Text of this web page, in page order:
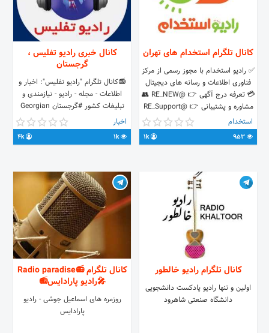
کانال تلگرام استخدام های تهران
✅ رادیو استخدام با مجوز رسمی از مرکز
فناوری اطلاعات و رسانه های دیجیتال
💳 تعرفه درج آگهی 👉 @RE_NEW 👥
مشاوره و پشتیبانی 👉 @RE_Support
🌐 سایت رادیو استخدام 👉 Radio-
estekhdam.com ‌ ‌ ‌‌ ‌‌‌‌‌‌ ‌ ☆
استخدام
1k
کانال خبری رادیو تفلیس ،
گرجستان
📻کانال تلگرام "رادیو تفلیس": اخبار و
اطلاعات - مجله - رادیو - نیازمندی و
تبلیغات کشور #گرجستان Georgian
News #georgia #گرجستان #تفلیس
💻 http://www.radioteflis.com
تماس با مدیریت جهت تبلیغات و
اخبار
1k
4k
کانال تلگرام رادیو خالطور
اولین و تنها رادیو پادکست دانشجویی
دانشگاه صنعتی شاهرود
کانال تلگرام 📻Radio paradise
🎤رادیو پارادایس📻
روزمره های اسماعیل جوشی - رادیو
پارادایس